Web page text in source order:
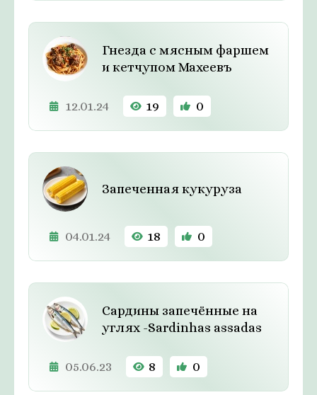
Гнезда с мясным фаршем
и кетчупом Махеевъ
12.01.24 19 0
Запеченная кукуруза
04.01.24 18 0
Сардины запечённые на
углях -Sardinhas assadas
05.06.23 8 0